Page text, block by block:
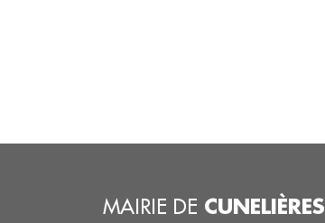
MAIRIE DE CUNELIÈRES